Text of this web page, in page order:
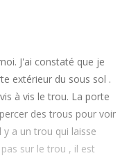
J'ai constaté que je
extérieur du sous sol .
à vis le trou. La porte
des trous pour voir
y a un trou qui laisse
sur le trou , il est